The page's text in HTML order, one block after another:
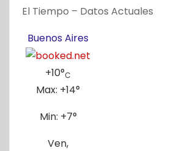
El Tiempo – Datos Actuales
Buenos Aires
+10°C
Max: +14°
Min: +7°
Ven,